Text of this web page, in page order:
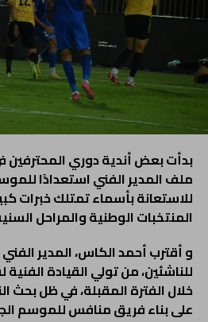
بدأت بعض أندية دوري المحترفين
ملف المدير الفني استعدادًا
للاستعانة بأسماء تمتلك خبرات
المنتخبات الوطنية والمراحل
و أقترب أحمد الكاس، المدير
للناشئين، من تولي القيادة الفنية
خلال الفترة المقبلة، في ظل بحث
على بناء فريق منافس للموسم